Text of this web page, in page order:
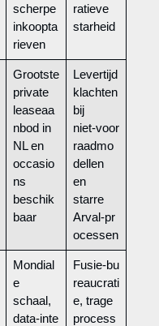
scherpe
inkoopta
rieven
ratieve
starheid
Grootste
private
leaseaa
nbod in
NL en
occasio
ns
beschik
baar
Levertijd
klachten
bij
niet‑voor
raadmo
dellen
en
starre
Arval‑pr
ocessen
Mondial
e
schaal,
data‑inte
Fusie‑bu
reaucrati
e, trage
process